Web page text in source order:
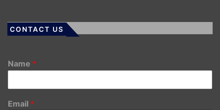
CONTACT US
Name *
Email *